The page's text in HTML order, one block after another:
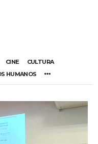
CINE
CULTURA
HUMANOS